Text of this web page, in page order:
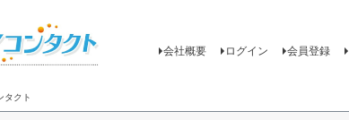
タクト
会社概要 ログイン 会員登録